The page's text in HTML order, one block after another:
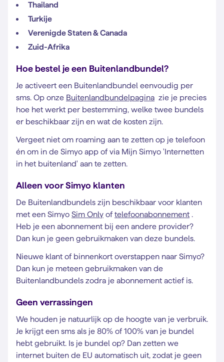
Thailand
Turkije
Verenigde Staten & Canada
Zuid-Afrika
Hoe bestel je een Buitenlandbundel?
Je activeert een Buitenlandbundel eenvoudig per
sms. Op onze Buitenlandbundelpagina zie je precies
hoe het werkt per bestemming, welke twee bundels
er beschikbaar zijn en wat de kosten zijn.
Vergeet niet om roaming aan te zetten op je telefoon
én om in de Simyo app of via Mijn Simyo 'Internetten
in het buitenland' aan te zetten.
Alleen voor Simyo klanten
De Buitenlandbundels zijn beschikbaar voor klanten
met een Simyo Sim Only of telefoonabonnement .
Heb je een abonnement bij een andere provider?
Dan kun je geen gebruikmaken van deze bundels.
Nieuwe klant of binnenkort overstappen naar Simyo?
Dan kun je meteen gebruikmaken van de
Buitenlandbundels zodra je abonnement actief is.
Geen verrassingen
We houden je natuurlijk op de hoogte van je verbruik.
Je krijgt een sms als je 80% of 100% van je bundel
hebt gebruikt. Is je bundel op? Dan zetten we
internet buiten de EU automatisch uit, zodat je geen